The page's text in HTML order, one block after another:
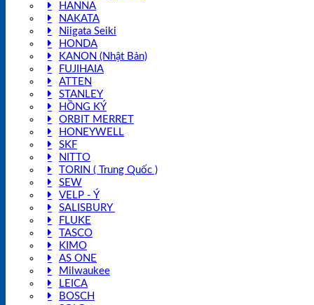
HANNA
NAKATA
Niigata Seiki
HONDA
KANON (Nhật Bản)
FUJIHAIA
ATTEN
STANLEY
HỒNG KÝ
ORBIT MERRET
HONEYWELL
SKF
NITTO
TORIN ( Trung Quốc )
SEW
VELP - Ý
SALISBURY
FLUKE
TASCO
KIMO
AS ONE
Milwaukee
LEICA
BOSCH